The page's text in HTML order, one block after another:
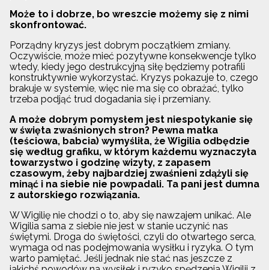
Może to i dobrze, bo wreszcie możemy się z nimi
skonfrontować.
Porządny kryzys jest dobrym początkiem zmiany.
Oczywiście, może mieć pozytywne konsekwencje tylko
wtedy, kiedy jego destrukcyjną siłę będziemy potrafili
konstruktywnie wykorzystać. Kryzys pokazuje to, czego
brakuje w systemie, więc nie ma się co obrażać, tylko
trzeba podjąć trud dogadania się i przemiany.
A może dobrym pomysłem jest niespotykanie się
w święta zwaśnionych stron? Pewna matka
(teściowa, babcia) wymyśliła, że Wigilia odbędzie
się według grafiku, w którym każdemu wyznaczyła
towarzystwo i godzinę wizyty, z zapasem
czasowym, żeby najbardziej zwaśnieni zdążyli się
minąć i na siebie nie powpadali. Ta pani jest dumna
z autorskiego rozwiązania.
W Wigilię nie chodzi o to, aby się nawzajem unikać. Ale
Wigilia sama z siebie nie jest w stanie uczynić nas
świętymi. Droga do świętości, czyli do otwartego serca,
wymaga od nas podejmowania wysiłku i ryzyka. O tym
warto pamiętać. Jeśli jednak nie stać nas jeszcze z